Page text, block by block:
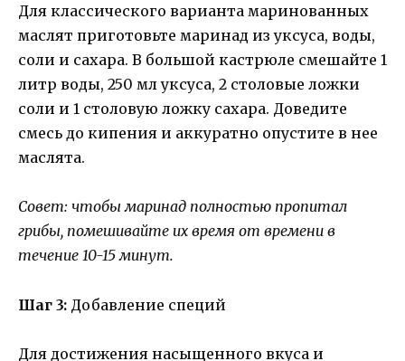
Для классического варианта маринованных
маслят приготовьте маринад из уксуса, воды,
соли и сахара. В большой кастрюле смешайте 1
литр воды, 250 мл уксуса, 2 столовые ложки
соли и 1 столовую ложку сахара. Доведите
смесь до кипения и аккуратно опустите в нее
маслята.
Совет: чтобы маринад полностью пропитал
грибы, помешивайте их время от времени в
течение 10-15 минут.
Шаг 3: Добавление специй
Для достижения насыщенного вкуса и